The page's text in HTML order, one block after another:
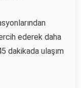
ederek daha
dakikada ulaşım